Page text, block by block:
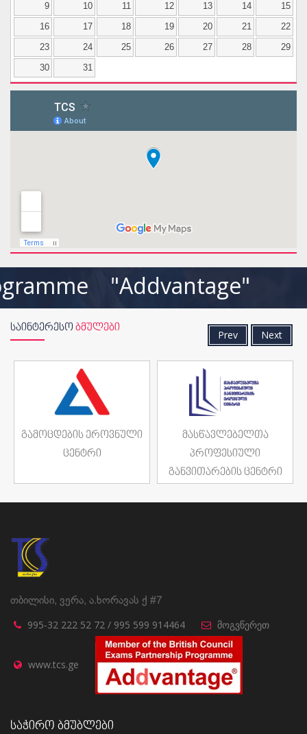
9 10 11 12 13 14 15
16 17 18 19 20 21 22
23 24 25 26 27 28 29
30 31
"Addvantage" THE
ᲡᲐᲘᲜᲢᲔᲠᲔᲡᲝ ᲑᲛᲣᲚᲔᲑᲘ
გამოცდების ეროვნული
ცენტრი
მასწავლებელთა
პროფესიული
განვითარების ცენტრი
Prev Next
თბილისი, ვერა, ა.ხორავას ქ #7
995-32 222 52 72 / 995 599 914464 მოგვწერეთ
www.tcs.ge
საჭირო ბმუბლები